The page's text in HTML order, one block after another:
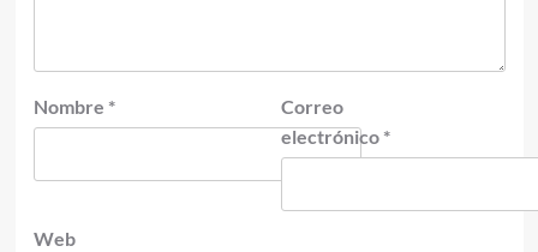
Nombre *
Correo
electrónico *
Web